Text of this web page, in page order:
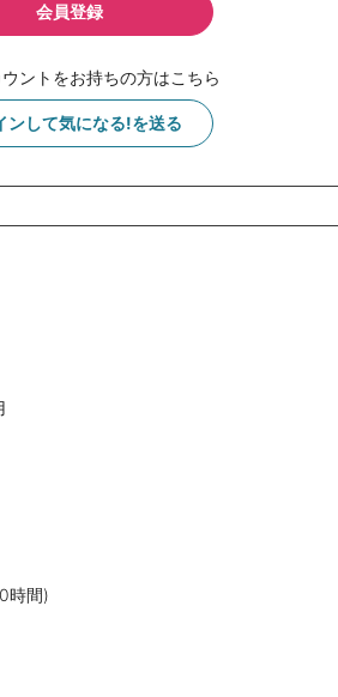
会員登録
ントをお持ちの方はこちら
ンして気になる!を送る
時間)